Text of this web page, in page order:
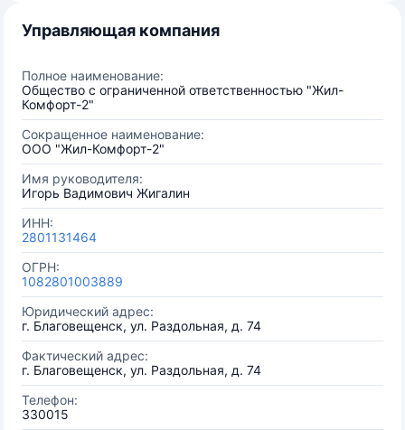
Управляющая компания
Полное наименование:
Общество с ограниченной ответственностью "Жил-
Комфорт-2"
Сокращенное наименование:
ООО "Жил-Комфорт-2"
Имя руководителя:
Игорь Вадимович Жигалин
ИНН:
2801131464
ОГРН:
1082801003889
Юридический адрес:
г. Благовещенск, ул. Раздольная, д. 74
Фактический адрес:
г. Благовещенск, ул. Раздольная, д. 74
Телефон:
330015